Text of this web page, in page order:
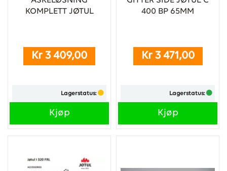
KOMPLETT JØTUL
Kr 3 409,00
Lagerstatus:
Kjøp
400 BP 65MM
Kr 3 471,00
Lagerstatus:
Kjøp